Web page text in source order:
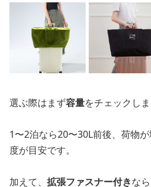
選ぶ際はまず容量をチェックしま
1〜2泊なら20〜30L前後、荷物
度が目安です。
加えて、 拡張ファスナー付きな